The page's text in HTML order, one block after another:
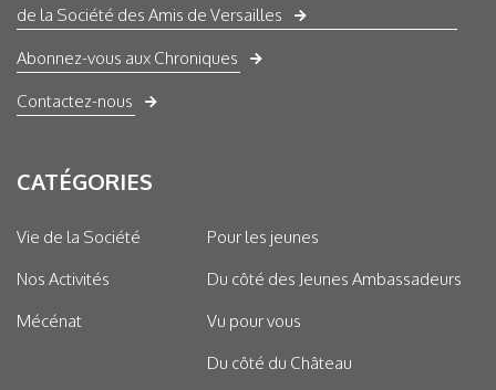
de la Société des Amis de Versailles
Abonnez-vous aux Chroniques
Contactez-nous
CATÉGORIES
Vie de la Société
Nos Activités
Mécénat
Pour les jeunes
Du côté des Jeunes Ambassadeurs
Vu pour vous
Du côté du Château